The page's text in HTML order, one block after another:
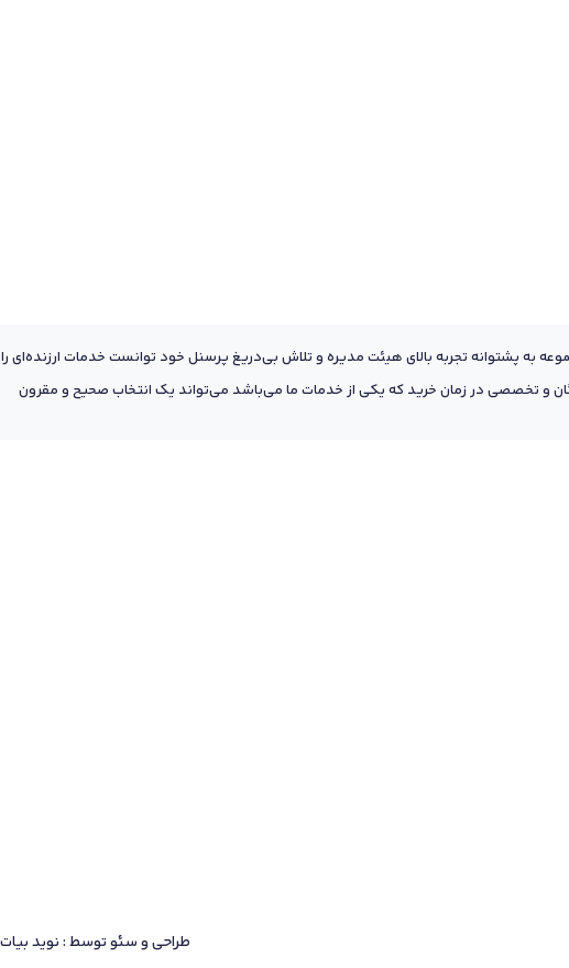
این مجموعه به پشتوانه تجربه بالای هیئت مدیره و تلاش بی‌دریغ پرسنل خود توانست خدمات ارزنده‌ای را
و تخصصی در زمان خرید که یکی از خدمات ما می‌باشد می‌تواند یک انتخاب صحیح و مقرون
طراحی و سئو توسط : نوید بیات